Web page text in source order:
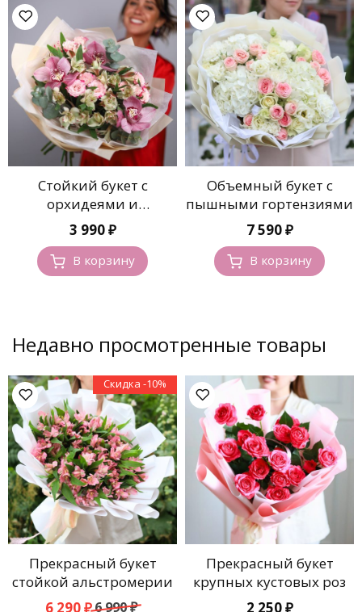
Стойкий букет с
орхидеями и
альстромерией
3 990₽
В корзину
Объемный букет с
пышными гортензиями
7 590₽
В корзину
Недавно просмотренные товары
Скидка -10%
Прекрасный букет
стойкой альстромерии
6 990₽
Первоначальная
6 290₽
Текущая
Прекрасный букет
крупных кустовых роз
2 250₽